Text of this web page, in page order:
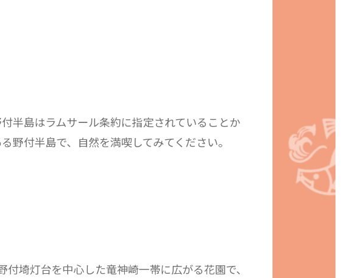
半島はラムサール条約に指定されていることか
野付半島で、自然を満喫してみてください。
埼灯台を中心した竜神崎一帯に広がる花園で、